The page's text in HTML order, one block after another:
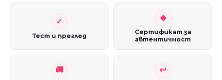
Тест и преглед
Сертификат за
автентичност